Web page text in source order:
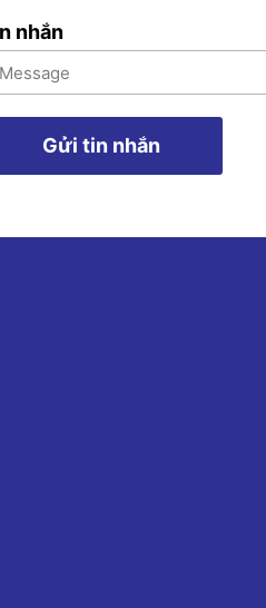
nhắn
Gửi tin nhắn